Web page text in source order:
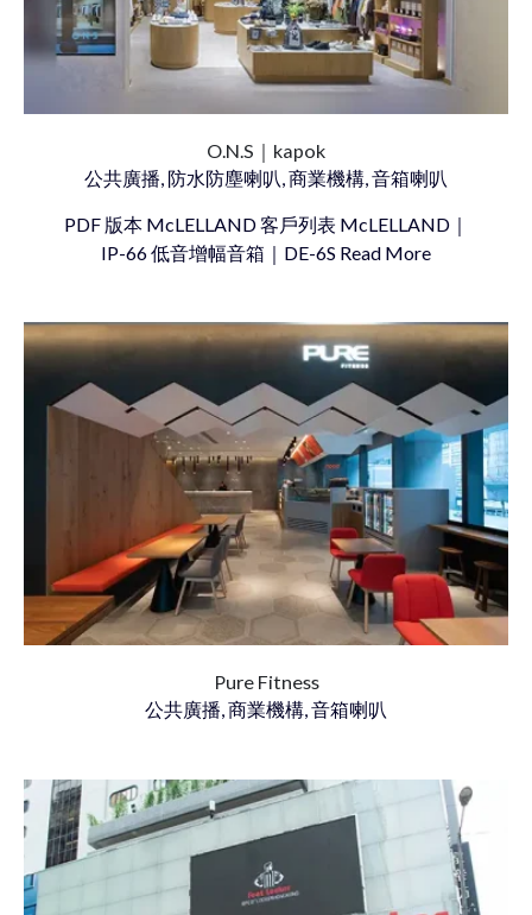
O.N.S｜kapok
公共廣播, 防水防塵喇叭, 商業機構, 音箱喇叭
PDF 版本 McLELLAND 客戶列表 McLELLAND｜
IP-66 低音增幅音箱｜DE-6S Read More
Pure Fitness
公共廣播, 商業機構, 音箱喇叭